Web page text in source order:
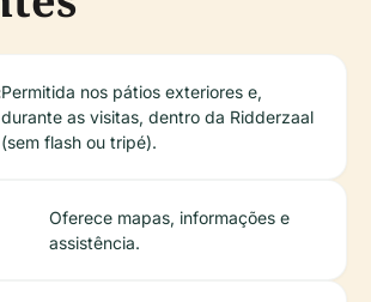
Permitida nos pátios exteriores e,
durante as visitas, dentro da Ridderzaal
(sem flash ou tripé).
Oferece mapas, informações e
assistência.